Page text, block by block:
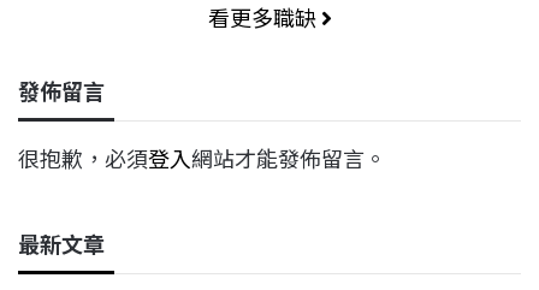
看更多職缺
發佈留言
很抱歉，必須登入網站才能發佈留言。
最新文章